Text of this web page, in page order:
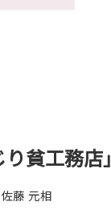
り貧工務店
藤 元相